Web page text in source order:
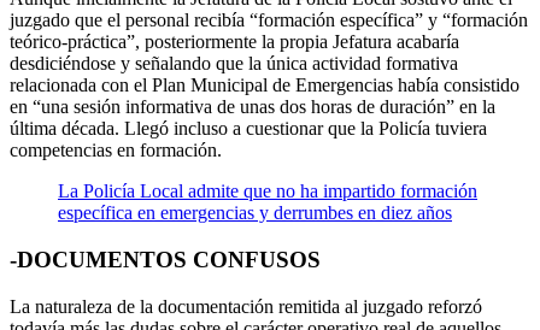
juzgado que el personal recibía “formación específica” y “formación
teórico-práctica”, posteriormente la propia Jefatura acabaría
desdiciéndose y señalando que la única actividad formativa
relacionada con el Plan Municipal de Emergencias había consistido
en “una sesión informativa de unas dos horas de duración” en la
última década. Llegó incluso a cuestionar que la Policía tuviera
competencias en formación.
La Policía Local admite que no ha impartido formación
específica en emergencias y derrumbes en diez años
-DOCUMENTOS CONFUSOS
La naturaleza de la documentación remitida al juzgado reforzó